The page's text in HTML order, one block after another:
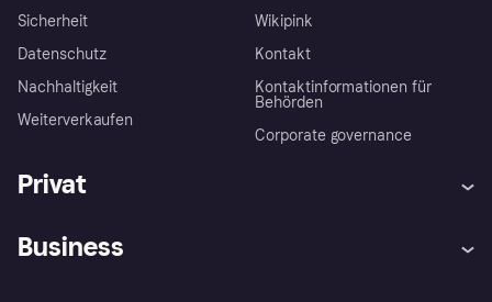
Sicherheit
Datenschutz
Nachhaltigkeit
Weiterverkaufen
Wikipink
Kontakt
Kontaktinformationen für
Behörden
Corporate governance
Privat
Business